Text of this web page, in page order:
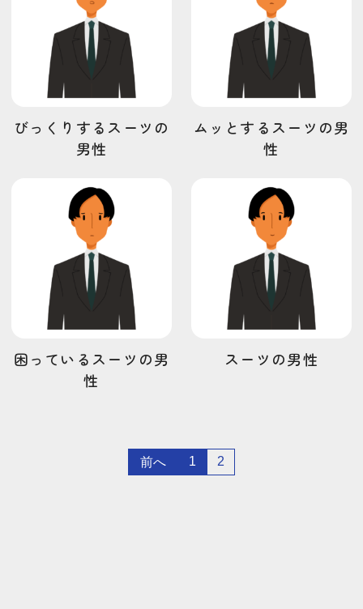
びっくりするスーツの
男性
ムッとするスーツの男
性
困っているスーツの男
性
スーツの男性
前へ 1 2